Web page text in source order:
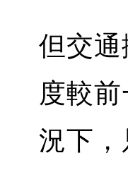
但交
度較
況下